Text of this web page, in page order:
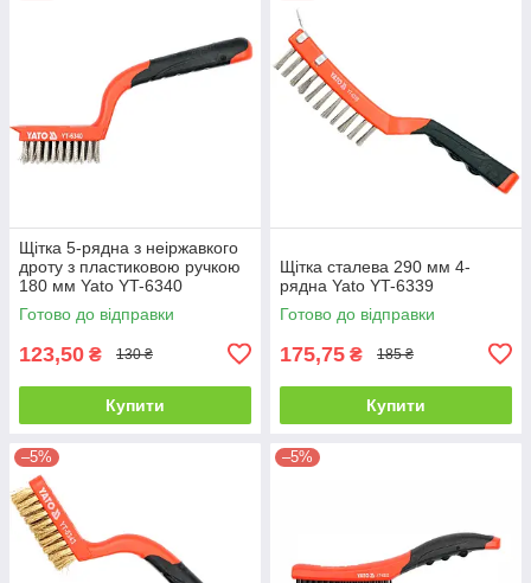
Щітка 5-рядна з неіржавкого
дроту з пластиковою ручкою
180 мм Yato YT-6340
Готово до відправки
123,50 ₴ 130 ₴
Купити
Щітка сталева 290 мм 4-
рядна Yato YT-6339
Готово до відправки
175,75 ₴ 185 ₴
Купити
–5% –5%